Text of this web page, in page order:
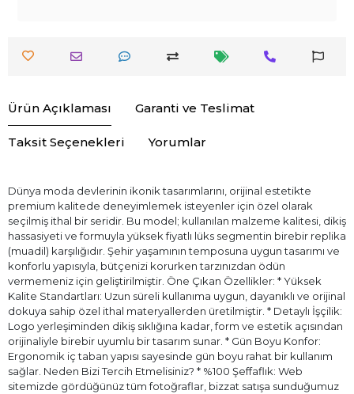
Ürün Açıklaması Garanti ve Teslimat
Taksit Seçenekleri Yorumlar
Dünya moda devlerinin ikonik tasarımlarını, orijinal estetikte
premium kalitede deneyimlemek isteyenler için özel olarak
seçilmiş ithal bir seridir. Bu model; kullanılan malzeme kalitesi, dikiş
hassasiyeti ve formuyla yüksek fiyatlı lüks segmentin birebir replika
(muadil) karşılığıdır. Şehir yaşamının temposuna uygun tasarımı ve
konforlu yapısıyla, bütçenizi korurken tarzınızdan ödün
vermemeniz için geliştirilmiştir. Öne Çıkan Özellikler: * Yüksek
Kalite Standartları: Uzun süreli kullanıma uygun, dayanıklı ve orijinal
dokuya sahip özel ithal materyallerden üretilmiştir. * Detaylı İşçilik:
Logo yerleşiminden dikiş sıklığına kadar, form ve estetik açısından
orijinaliyle birebir uyumlu bir tasarım sunar. * Gün Boyu Konfor:
Ergonomik iç taban yapısı sayesinde gün boyu rahat bir kullanım
sağlar. Neden Bizi Tercih Etmelisiniz? * %100 Şeffaflık: Web
sitemizde gördüğünüz tüm fotoğraflar, bizzat satışa sunduğumuz